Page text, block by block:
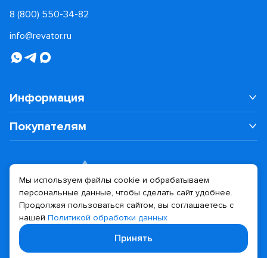
8 (800) 550-34-82
info@revator.ru
Информация
Покупателям
Политика конфиденциальности
Дизайн сайта Разработка сайта
Мы используем файлы cookie и обрабатываем
персональные данные, чтобы сделать сайт удобнее.
Продолжая пользоваться сайтом, вы соглашаетесь с
нашей Политикой обработки данных
Принять